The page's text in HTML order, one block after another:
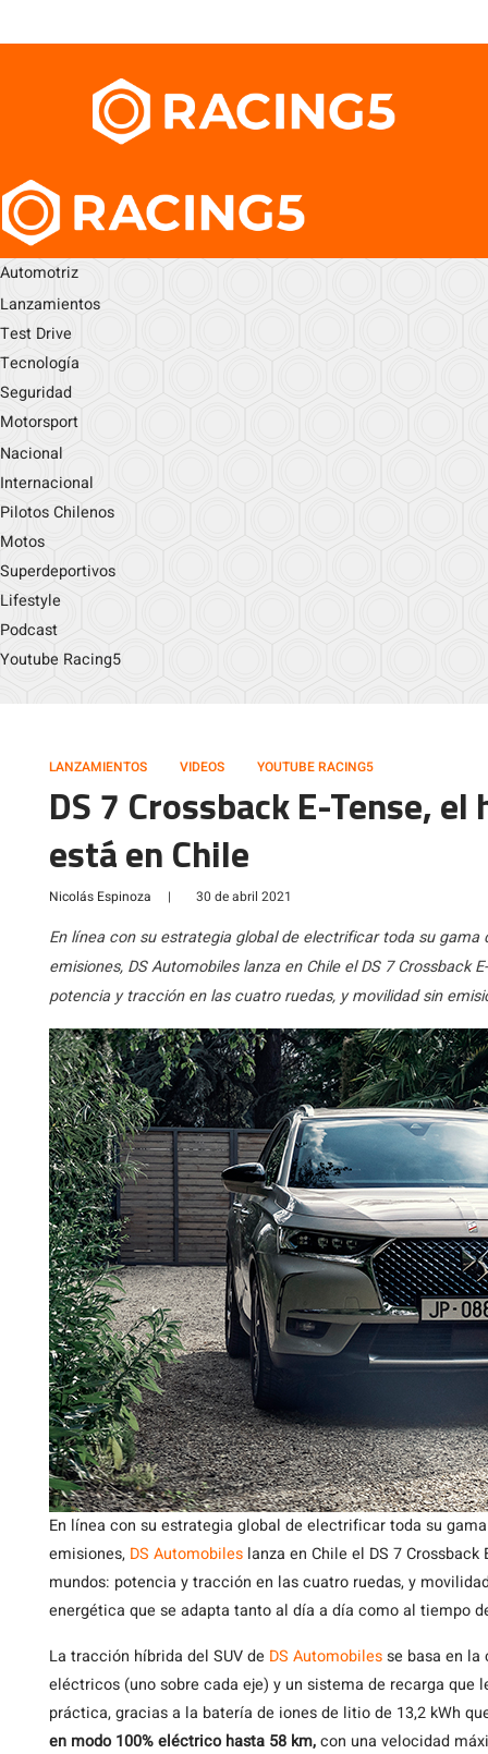
Automotriz
Lanzamientos
Test Drive
Tecnología
Seguridad
Motorsport
Nacional
Internacional
Pilotos Chilenos
Motos
Superdeportivos
Lifestyle
Podcast
Youtube Racing5
LANZAMIENTOS VIDEOS YOUTUBE RACING5
DS 7 Crossback E-Tense,
está en Chile
Nicolás Espinoza | 30 de abril 2021
En línea con su estrategia global de electrificar toda su
emisiones, DS Automobiles lanza en Chile el DS 7 Crossback
potencia y tracción en las cuatro ruedas, y movilidad sin
En línea con su estrategia global de electrificar toda su
emisiones, DS Automobiles lanza en Chile el DS 7 Crossback
mundos: potencia y tracción en las cuatro ruedas, y
energética que se adapta tanto al día a día como al tiempo
La tracción híbrida del SUV de DS Automobilesse basa en
eléctricos (uno sobre cada eje) y un sistema de recarga que
práctica, gracias a la batería de iones de litio de 13,2 kWh
en modo 100% eléctrico hasta 58 km,con una velocidad